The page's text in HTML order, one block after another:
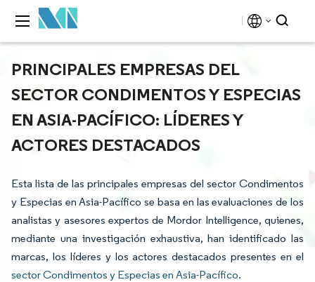
PRINCIPALES EMPRESAS DEL
SECTOR CONDIMENTOS Y ESPECIAS
EN ASIA-PACÍFICO: LÍDERES Y
ACTORES DESTACADOS
Esta lista de las principales empresas del sector Condimentos
y Especias en Asia-Pacífico se basa en las evaluaciones de los
analistas y asesores expertos de Mordor Intelligence, quienes,
mediante una investigación exhaustiva, han identificado las
marcas, los líderes y los actores destacados presentes en el
sector Condimentos y Especias en Asia-Pacífico.